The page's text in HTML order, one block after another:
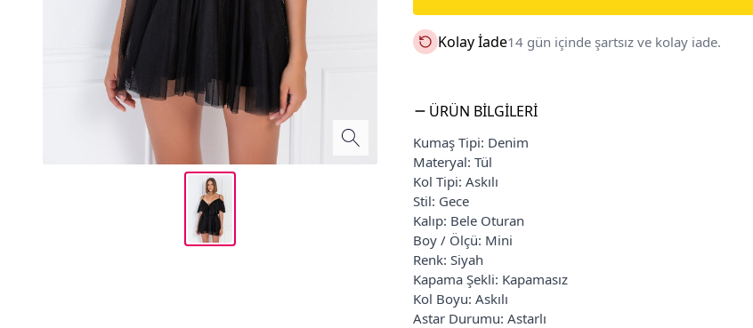
Kolay İade14 gün içinde şartsız ve kolay iade.
ÜRÜN BILGILERI
Kumaş Tipi: Denim
Materyal: Tül
Kol Tipi: Askılı
Stil: Gece
Kalıp: Bele Oturan
Boy / Ölçü: Mini
Renk: Siyah
Kapama Şekli: Kapamasız
Kol Boyu: Askılı
Astar Durumu: Astarlı